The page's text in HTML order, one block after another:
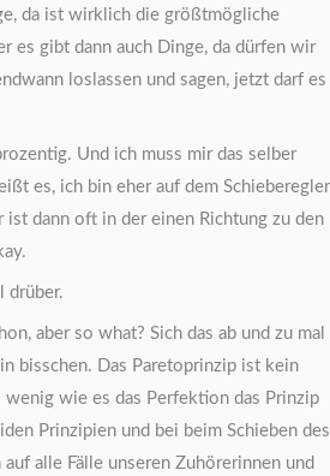
da ist wirklich die größtmögliche
es gibt dann auch Dinge, da dürfen wir
loslassen und sagen, jetzt darf es
Und ich muss mir das selber
es, ich bin eher auf dem Schieberegler
ist dann oft in der einen Richtung zu den
drüber.
aber so what? Sich das ab und zu mal
bisschen. Das Paretoprinzip ist kein
wenig wie es das Perfektion das Prinzip
Prinzipien und bei beim Schieben des
alle Fälle unseren Zuhörerinnen und